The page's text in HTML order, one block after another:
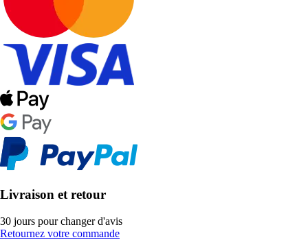
Livraison et retour
30 jours pour changer d'avis
Retournez votre commande